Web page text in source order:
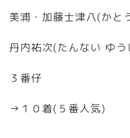
美浦・加藤士津八(かと
丹内祐次(たんない ゆう
３番仔
→１０着(５番人気)